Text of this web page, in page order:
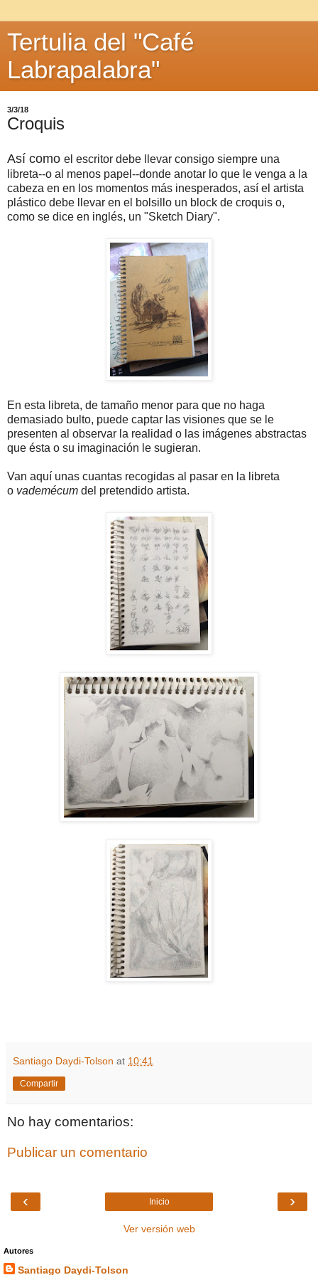
Tertulia del "Café
Labrapalabra"
3/3/18
Croquis
Así como el escritor debe llevar consigo siempre una
libreta--o al menos papel--donde anotar lo que le venga a la
cabeza en en los momentos más inesperados, así el artista
plástico debe llevar en el bolsillo un block de croquis o,
como se dice en inglés, un "Sketch Diary".
En esta libreta, de tamaño menor para que no haga
demasiado bulto, puede captar las visiones que se le
presenten al observar la realidad o las imágenes abstractas
que ésta o su imaginación le sugieran.
Van aquí unas cuantas recogidas al pasar en la libreta
o vademécum del pretendido artista.
Santiago Daydi-Tolson at 10:41
Compartir
No hay comentarios:
Publicar un comentario
‹ ›
Inicio
Ver versión web
Autores
Santiago Daydi-Tolson